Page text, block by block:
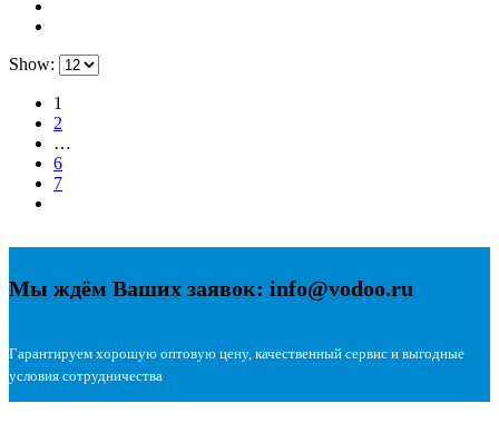
Show:
1
2
…
6
7
Мы ждём Ваших заявок: info@vodoo.ru
Гарантируем хорошую оптовую цену, качественный сервис и выгодные
условия сотрудничества